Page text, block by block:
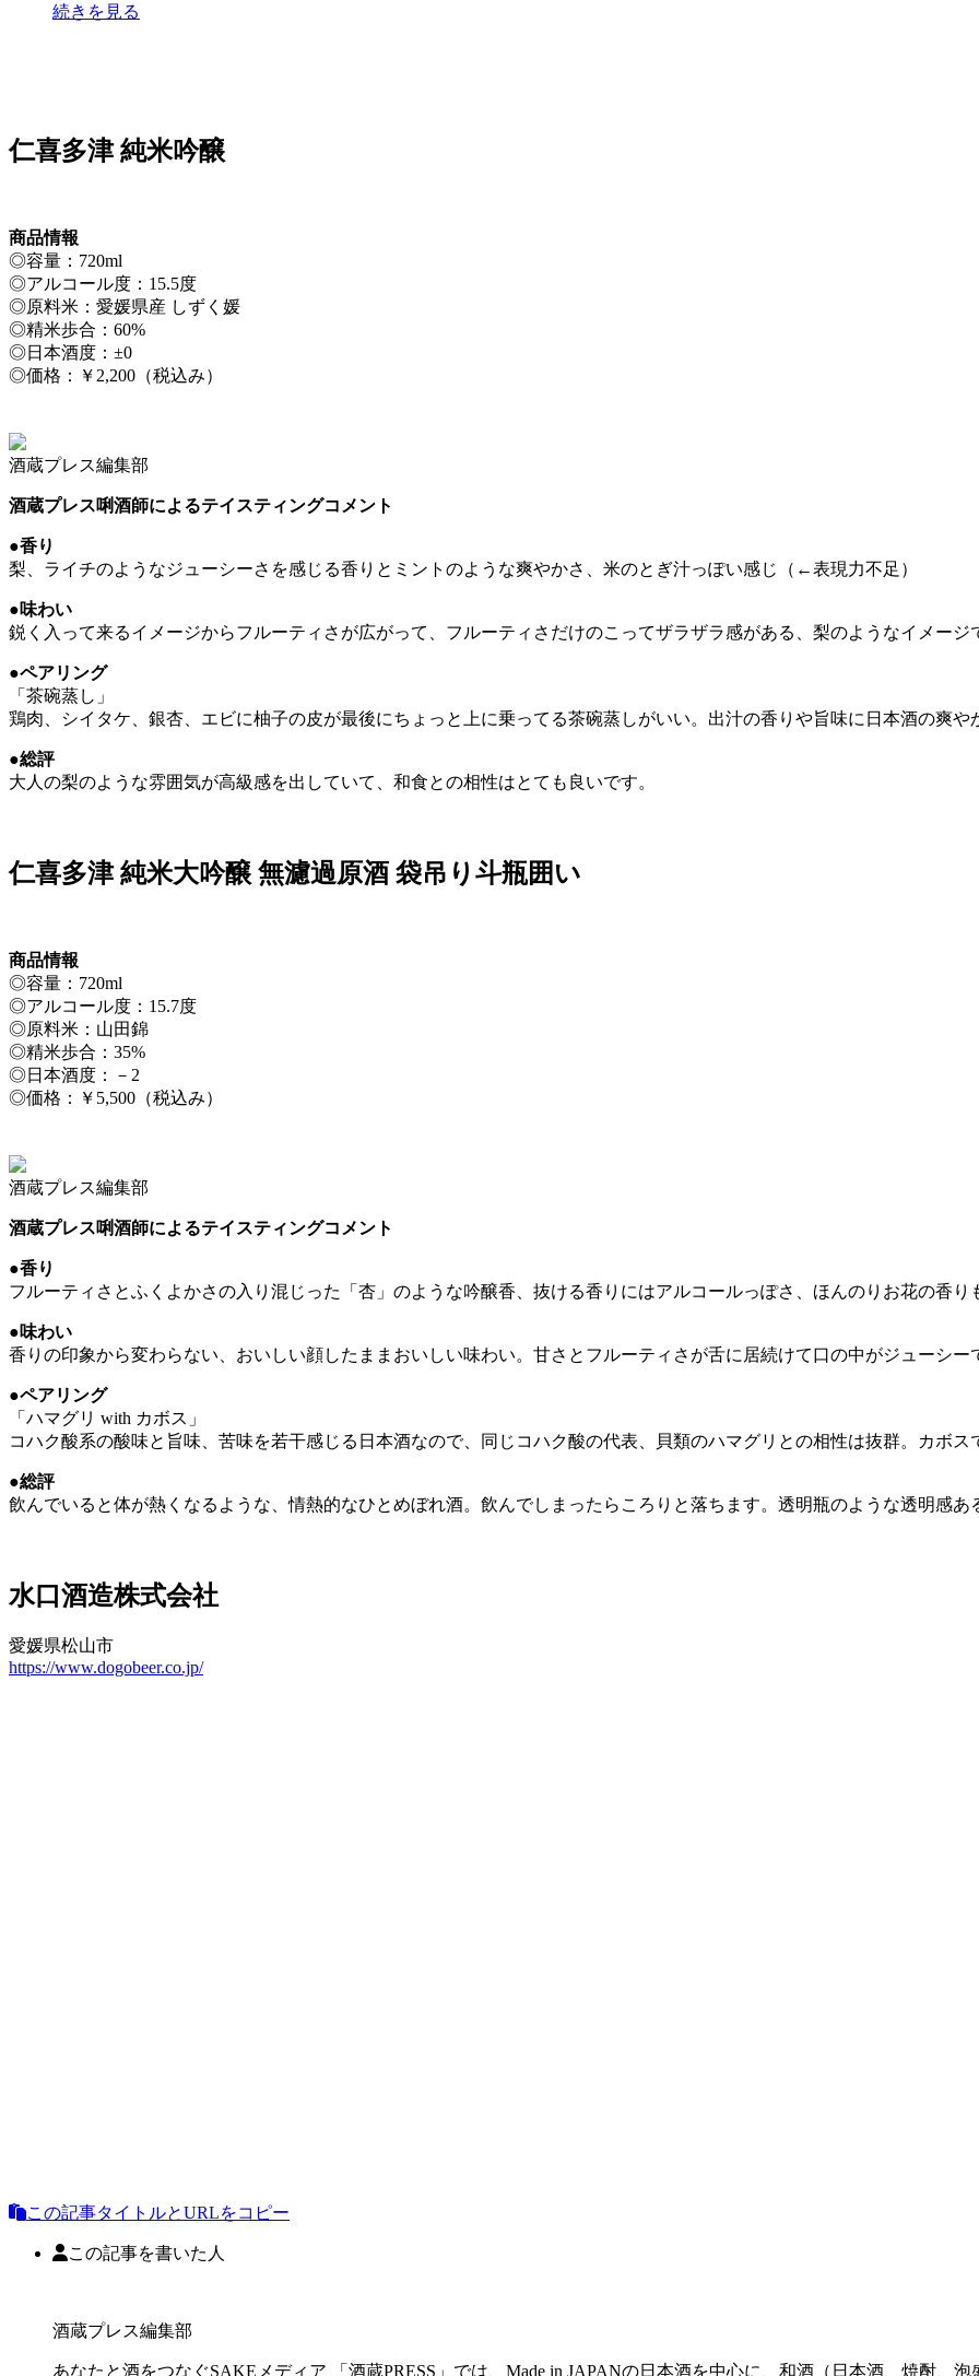
続きを見る
仁喜多津 純米吟醸
商品情報
◎容量：720ml
◎アルコール度：15.5度
◎原料米：愛媛県産 しずく媛
◎精米歩合：60%
◎日本酒度：±0
◎価格：￥2,200（税込み）
酒蔵プレス編集部
酒蔵プレス唎酒師によるテイスティングコメント
●香り
梨、ライチのようなジューシーさを感じる香りとミントのような爽やかさ、米のとぎ汁っぽい感じ（←表現力不足）
●味わい
鋭く入って来るイメージからフルーティさが広がって、フルーティさだけのこってザラザラ感がある、梨のようなイメージ
●ペアリング
「茶碗蒸し」
鶏肉、シイタケ、銀杏、エビに柚子の皮が最後にちょっと上に乗ってる茶碗蒸しがいい。出汁の香りや旨味に日本酒の爽や
●総評
大人の梨のような雰囲気が高級感を出していて、和食との相性はとても良いです。
仁喜多津 純米大吟醸 無濾過原酒 袋吊り斗瓶囲い
商品情報
◎容量：720ml
◎アルコール度：15.7度
◎原料米：山田錦
◎精米歩合：35%
◎日本酒度：－2
◎価格：￥5,500（税込み）
酒蔵プレス編集部
酒蔵プレス唎酒師によるテイスティングコメント
●香り
フルーティさとふくよかさの入り混じった「杏」のような吟醸香、抜ける香りにはアルコールっぽさ、ほんのりお花の香り
●味わい
香りの印象から変わらない、おいしい顔したままおいしい味わい。甘さとフルーティさが舌に居続けて口の中がジューシー
●ペアリング
「ハマグリ with カボス」
コハク酸系の酸味と旨味、苦味を若干感じる日本酒なので、同じコハク酸の代表、貝類のハマグリとの相性は抜群。カボス
●総評
飲んでいると体が熱くなるような、情熱的なひとめぼれ酒。飲んでしまったらころりと落ちます。透明瓶のような透明感あ
水口酒造株式会社
愛媛県松山市
https://www.dogobeer.co.jp/
この記事タイトルとURLをコピー
この記事を書いた人
酒蔵プレス編集部
あなたと酒をつなぐSAKEメディア 「酒蔵PRESS」では、Made in JAPANの日本酒を中心に、和酒（日本酒、焼酎、